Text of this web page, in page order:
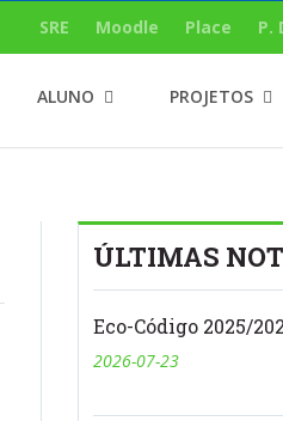
SRE Moodle Place P.
ALUNO PROJETOS
ÚLTIMAS
Eco-Código 2025/
2026-07-23